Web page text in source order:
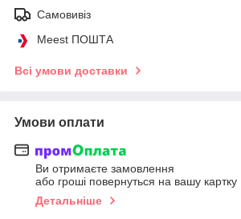
Самовивіз
Meest ПОШТА
Всі умови доставки
Умови оплати
Ви отримаєте замовлення
або гроші повернуться на вашу картку
Детальніше